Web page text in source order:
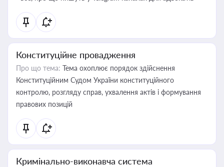
Конституційне провадження
Про що тема: Тема охоплює порядок здійснення
Конституційним Судом України конституційного
контролю, розгляду справ, ухвалення актів і формування
правових позицій
Кримінально-виконавча система